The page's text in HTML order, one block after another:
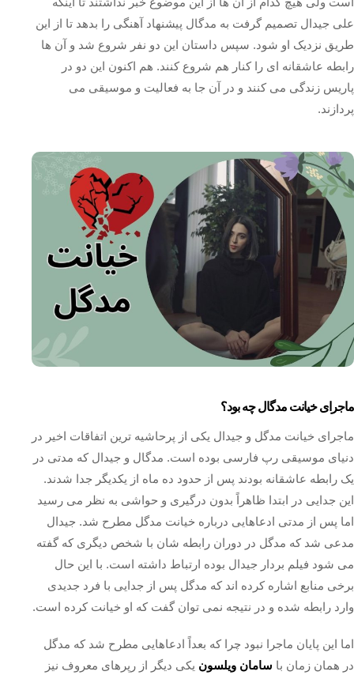
علی جیدال تصمیم گرفت به مدگال پیشنهاد آهنگی را بدهد تا از این
طریق نزدیک او شود. سپس داستان این دو نفر شروع شد و آن ها
رابطه عاشقانه ای را کنار هم شروع کنند. هم اکنون این دو در
پاریس زندگی می کنند و در آن جا به فعالیت و موسیقی می
پردازند.
ماجرای خیانت مدگال چه بود؟
ماجرای خیانت مدگل و جیدال یکی از پرحاشیه‌ ترین اتفاقات اخیر در
دنیای موسیقی رپ فارسی بوده است. مدگال و جیدال که مدتی در
یک رابطه عاشقانه بودند پس از حدود ده ماه از یکدیگر جدا شدند.
این جدایی در ابتدا ظاهراً بدون درگیری و حواشی به نظر می‌ رسید
اما پس از مدتی ادعاهایی درباره خیانت مدگل مطرح شد. جیدال
مدعی شد که مدگل در دوران رابطه‌ شان با شخص دیگری که گفته
می‌ شود فیلم‌ بردار جیدال بوده ارتباط داشته است. با این حال
برخی منابع اشاره کرده‌ اند که مدگل پس از جدایی با فرد جدیدی
وارد رابطه شده و در نتیجه نمی توان گفت که او خیانت کرده است.
اما این پایان ماجرا نبود چرا که بعداً ادعاهایی مطرح شد که مدگل
در همان زمان با سامان ویلسون یکی دیگر از رپرهای معروف نیز